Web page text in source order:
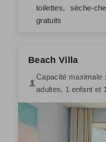
toilettes, sèche-
gratuits
Beach Villa
Capacité maximale
adultes, 1 enfant et